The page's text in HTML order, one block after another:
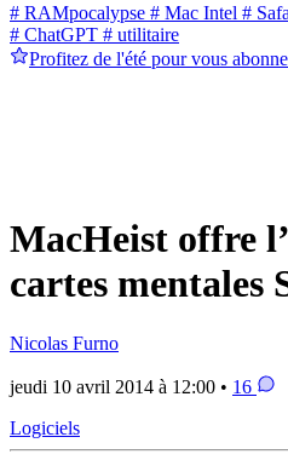
# RAMpocalypse # Mac Intel #
# ChatGPT # utilitaire
Profitez de l'été pour vous
MacHeist offre
cartes mentales
Nicolas Furno
jeudi 10 avril 2014 à 12:00 • 16
Logiciels